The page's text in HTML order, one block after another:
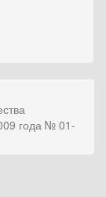
года № 01-